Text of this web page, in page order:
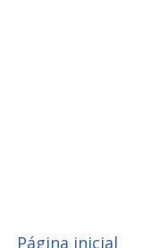
Página inicial